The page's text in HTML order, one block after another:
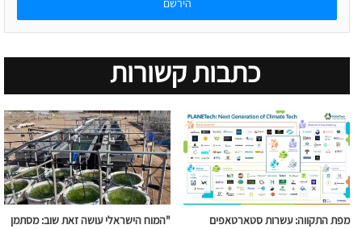
כתבות קשורות
מפת התקווה: עשרות סטארטאפים
"המוח הישראלי עושה זאת שוב: מסתמן